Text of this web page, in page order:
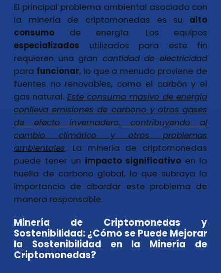
El principal problema ambiental asociado con
la minería de criptomonedas es su alto
consumo de energía. Los equipos
especializados utilizados para este fin
requieren una gran cantidad de electricidad
para funcionar, lo que a menudo proviene de
fuentes no renovables, como el carbón y el
gas natural. Este consumo masivo de energía
conlleva emisiones de carbono y otros gases
de efecto invernadero, contribuyendo al
cambio climático y otros problemas
ambientales. La minería de criptomonedas
puede tener un impacto significativo en la
huella de carbono global, lo que subraya la
importancia de abordar este problema de
manera responsable.
Minería de Criptomonedas y
Sostenibilidad: ¿Cómo se Puede Mejorar
la Sostenibilidad en la Minería de
Criptomonedas?